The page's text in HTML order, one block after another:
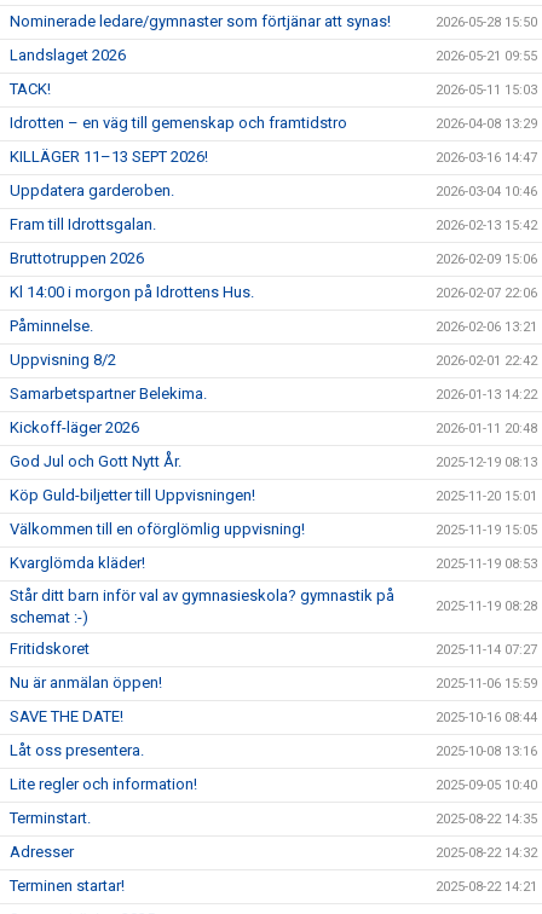
Nominerade ledare/gymnaster som förtjänar att synas! 2026-05-28 15:50
Landslaget 2026 2026-05-21 09:55
TACK! 2026-05-11 15:03
Idrotten – en väg till gemenskap och framtidstro 2026-04-08 13:29
KILLÄGER 11–13 SEPT 2026! 2026-03-16 14:47
Uppdatera garderoben. 2026-03-04 10:46
Fram till Idrottsgalan. 2026-02-13 15:42
Bruttotruppen 2026 2026-02-09 15:06
Kl 14:00 i morgon på Idrottens Hus. 2026-02-07 22:06
Påminnelse. 2026-02-06 13:21
Uppvisning 8/2 2026-02-01 22:42
Samarbetspartner Belekima. 2026-01-13 14:22
Kickoff-läger 2026 2026-01-11 20:48
God Jul och Gott Nytt År. 2025-12-19 08:13
Köp Guld-biljetter till Uppvisningen! 2025-11-20 15:01
Välkommen till en oförglömlig uppvisning! 2025-11-19 15:05
Kvarglömda kläder! 2025-11-19 08:53
Står ditt barn inför val av gymnasieskola? gymnastik på
schemat :-)
2025-11-19 08:28
Fritidskoret 2025-11-14 07:27
Nu är anmälan öppen! 2025-11-06 15:59
SAVE THE DATE! 2025-10-16 08:44
Låt oss presentera. 2025-10-08 13:16
Lite regler och information! 2025-09-05 10:40
Terminstart. 2025-08-22 14:35
Adresser 2025-08-22 14:32
Terminen startar! 2025-08-22 14:21